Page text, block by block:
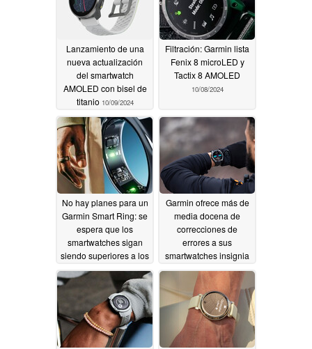
Lanzamiento de una
nueva actualización
del smartwatch
AMOLED con bisel de
titanio 10/09/2024
Filtración: Garmin lista
Fenix 8 microLED y
Tactix 8 AMOLED
10/08/2024
No hay planes para un
Garmin Smart Ring: se
espera que los
smartwatches sigan
siendo superiores a los
anillos inteligentes por
el momento10/04/2024
Garmin ofrece más de
media docena de
correcciones de
errores a sus
smartwatches insignia
con una nueva
actualización
10/01/2024